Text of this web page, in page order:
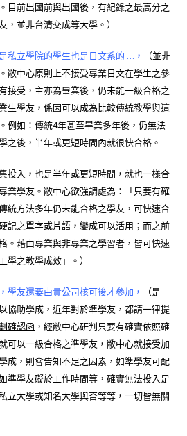
目前出國前與出國後，有紀錄之最高分之
並非台清交成等大學。）
私立學院的學生也是日文系的 …，
（並非
。敝中心原則上不接受專業日文在學生之參
接受，主亦為畢業後，仍未能一級合格之
生學友，係因可以成為比較傳統教學與這
例如：傳統4年甚至畢業多年後，仍無法
之後，半年或更短時間內就很快合格。
投入，也是半年或更短時間，就也一樣合
業學友。敝中心欲強調處為：「只要有確
統方法多年仍未能合格之學友，可快速合
記之單字或片語，變成可以活用；而之前
。藉由專業與非專業之學習者，皆可快速
學之教學成效」。）
學友還要由貴公司核可後才參加，
（是
協助學成，近年對於準學友，都請一律提
確認函 ，經敝中心研判只要有確實依照確
可以一級合格之準學友，敝中心就接受加
成，則會告知不足之因素，如準學友可配
準學友礙於工作時間等，確實無法投入足
立大學或知名大學與否等等，一切皆無關